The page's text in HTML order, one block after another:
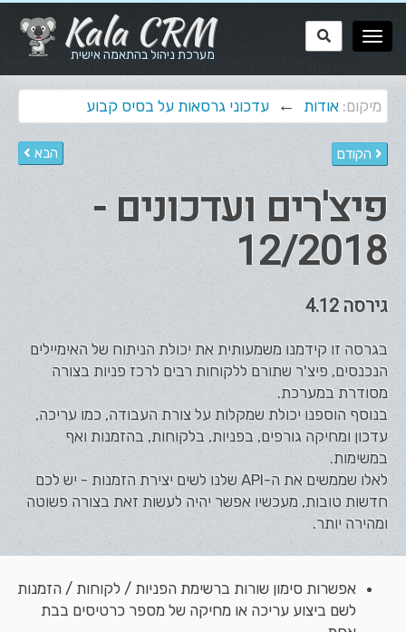
Kala CRM
מערכת ניהול בהתאמה אישית
מיקום: אודות ← עדכוני גרסאות על בסיס קבוע
הקודם הבא
פיצ'רים ועדכונים -
12/2018
גירסה 4.12
בגרסה זו קידמנו משמעותית את יכולת הניתוח של האימיילים
הנכנסים, פיצ'ר שתורם ללקוחות רבים לרכז פניות בצורה
מסודרת במערכת.
בנוסף הוספנו יכולת שמקלות על צורת העבודה, כמו עריכה,
עדכון ומחיקה גורפים, בפניות, בלקוחות, בהזמנות ואף
במשימות.
לאלו שממשים את ה-API שלנו לשים יצירת הזמנות - יש לכם
חדשות טובות, מעכשיו אפשר יהיה לעשות זאת בצורה פשוטה
ומהירה יותר.
אפשרות סימון שורות ברשימת הפניות / לקוחות / הזמנות
לשם ביצוע עריכה או מחיקה של מספר כרטיסים בבת